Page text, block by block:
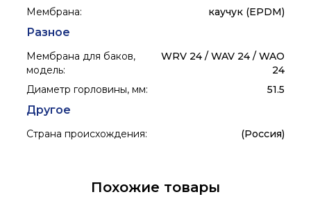
Мембрана: каучук (EPDM)
Разное
Мембрана для баков,
модель:
WRV 24 / WAV 24 / WAO
24
Диаметр горловины, мм: 51.5
Другое
Страна происхождения: (Россия)
Похожие товары